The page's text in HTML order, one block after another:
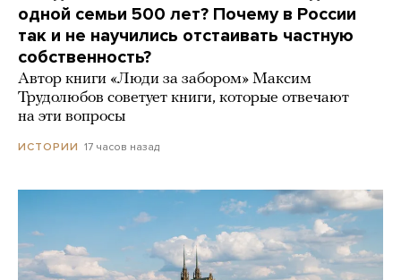
одной семьи 500 лет? Почему в России
так и не научились отстаивать частную
собственность?
Автор книги «Люди за забором» Максим
Трудолюбов советует книги, которые отвечают
на эти вопросы
ИСТОРИИ 17 часов назад